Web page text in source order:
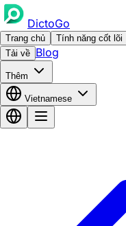
DictoGo
Trang chủ Tính năng cốt lõi
Tải về Blog
Thêm
Vietnamese